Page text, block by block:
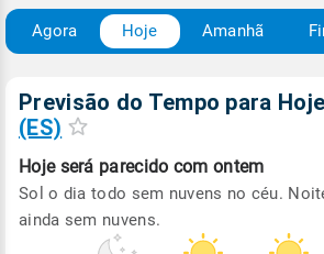
Agora Hoje Amanhã
Previsão do Tempo para Hoje
(ES)
Hoje será parecido com ontem
Sol o dia todo sem nuvens no céu.
ainda sem nuvens.